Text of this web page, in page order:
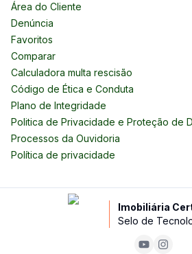
Área do Cliente
Denúncia
Favoritos
Comparar
Calculadora multa rescisão
Código de Ética e Conduta
Plano de Integridade
Politica de Privacidade e Proteção de
Processos da Ouvidoria
Política de privacidade
Imobiliária
Selo de